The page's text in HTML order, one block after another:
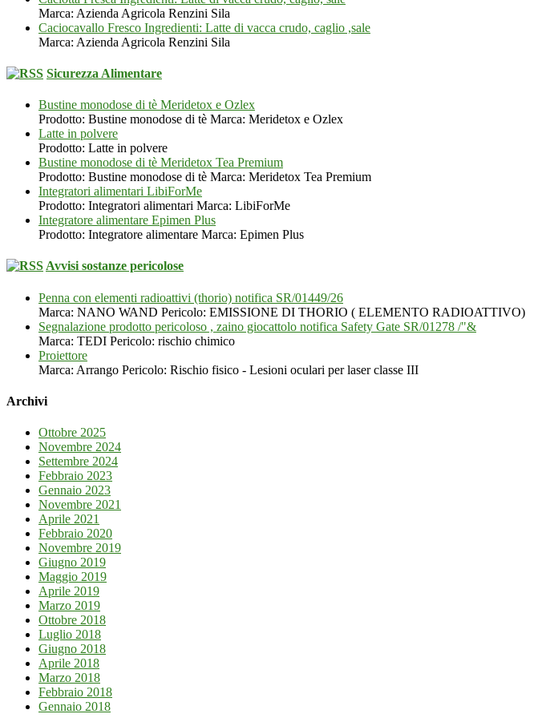
Marca: Azienda Agricola Renzini Sila
Caciocavallo Fresco Ingredienti: Latte di vacca crudo, caglio ,sale
Marca: Azienda Agricola Renzini Sila
Sicurezza Alimentare
Bustine monodose di tè Meridetox e Ozlex
Prodotto: Bustine monodose di tè Marca: Meridetox e Ozlex
Latte in polvere
Prodotto: Latte in polvere
Bustine monodose di tè Meridetox Tea Premium
Prodotto: Bustine monodose di tè Marca: Meridetox Tea Premium
Integratori alimentari LibiForMe
Prodotto: Integratori alimentari Marca: LibiForMe
Integratore alimentare Epimen Plus
Prodotto: Integratore alimentare Marca: Epimen Plus
Avvisi sostanze pericolose
Penna con elementi radioattivi (thorio) notifica SR/01449/26
Marca: NANO WAND Pericolo: EMISSIONE DI THORIO ( ELEMENTO RADIOATTIVO)
Segnalazione prodotto pericoloso , zaino giocattolo notifica Safety Gate SR/01278 /"&
Marca: TEDI Pericolo: rischio chimico
Proiettore
Marca: Arrango Pericolo: Rischio fisico - Lesioni oculari per laser classe III
Archivi
Ottobre 2025
Novembre 2024
Settembre 2024
Febbraio 2023
Gennaio 2023
Novembre 2021
Aprile 2021
Febbraio 2020
Novembre 2019
Giugno 2019
Maggio 2019
Aprile 2019
Marzo 2019
Ottobre 2018
Luglio 2018
Giugno 2018
Aprile 2018
Marzo 2018
Febbraio 2018
Gennaio 2018